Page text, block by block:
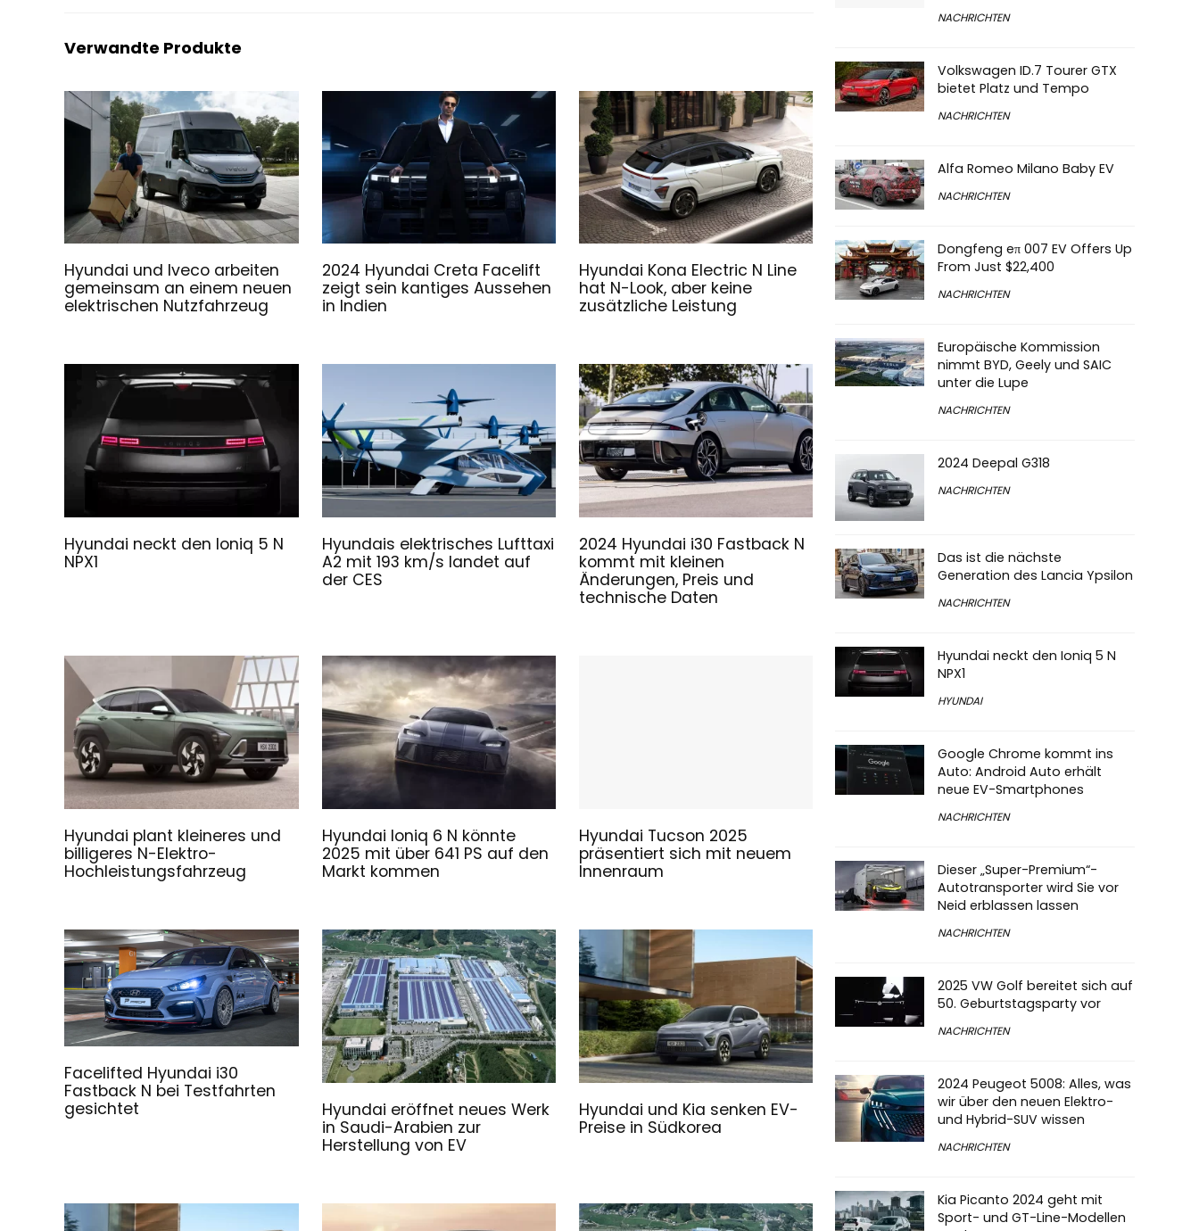
Verwandte Produkte
Hyundai und Iveco arbeiten
gemeinsam an einem neuen
elektrischen Nutzfahrzeug
2024 Hyundai Creta Facelift
zeigt sein kantiges Aussehen
in Indien
Hyundai Kona Electric N Line
hat N-Look, aber keine
zusätzliche Leistung
Hyundai neckt den Ioniq 5 N
NPX1
Hyundais elektrisches Lufttaxi
A2 mit 193 km/s landet auf
der CES
2024 Hyundai i30 Fastback N
kommt mit kleinen
Änderungen, Preis und
technische Daten
Hyundai plant kleineres und
billigeres N-Elektro-
Hochleistungsfahrzeug
Hyundai Ioniq 6 N könnte
2025 mit über 641 PS auf den
Markt kommen
Hyundai Tucson 2025
präsentiert sich mit neuem
Innenraum
Facelifted Hyundai i30
Fastback N bei Testfahrten
gesichtet
Hyundai eröffnet neues Werk
in Saudi-Arabien zur
Herstellung von EV
Hyundai und Kia senken EV-
Preise in Südkorea
NACHRICHTEN
Volkswagen ID.7 Tourer GTX
bietet Platz und Tempo
NACHRICHTEN
Alfa Romeo Milano Baby EV
NACHRICHTEN
Dongfeng eπ 007 EV Offers Up
From Just $22,400
NACHRICHTEN
Europäische Kommission
nimmt BYD, Geely und SAIC
unter die Lupe
NACHRICHTEN
2024 Deepal G318
NACHRICHTEN
Das ist die nächste
Generation des Lancia Ypsilon
NACHRICHTEN
Hyundai neckt den Ioniq 5 N
NPX1
HYUNDAI
Google Chrome kommt ins
Auto: Android Auto erhält
neue EV-Smartphones
NACHRICHTEN
Dieser „Super-Premium“-
Autotransporter wird Sie vor
Neid erblassen lassen
NACHRICHTEN
2025 VW Golf bereitet sich auf
50. Geburtstagsparty vor
NACHRICHTEN
2024 Peugeot 5008: Alles, was
wir über den neuen Elektro-
und Hybrid-SUV wissen
NACHRICHTEN
Kia Picanto 2024 geht mit
Sport- und GT-Line-Modellen